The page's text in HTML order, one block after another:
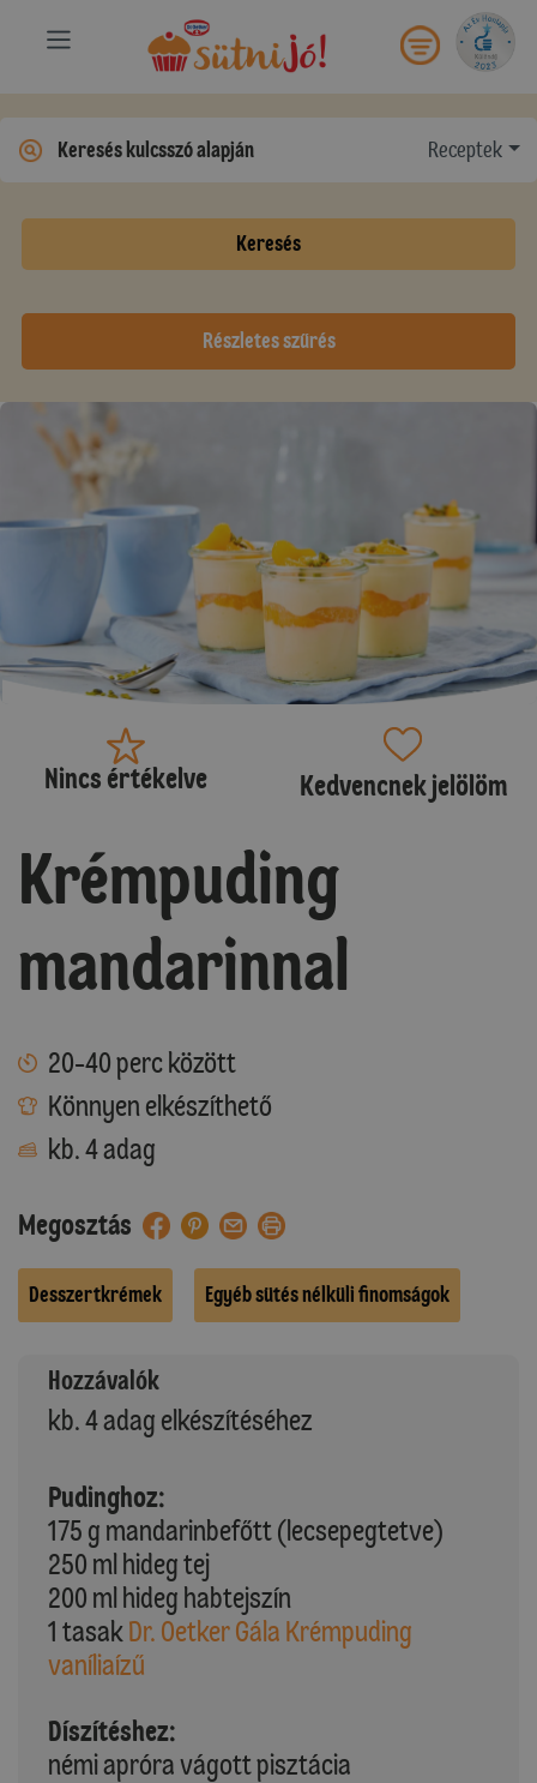
Receptek
Keresés
Részletes szűrés
Nincs értékelve Kedvencnek jelölöm
Krémpuding
mandarinnal
20-40 perc között
Könnyen elkészíthető
kb. 4 adag
Megosztás
Desszertkrémek Egyéb sütés nélküli finomságok
Hozzávalók
kb. 4 adag elkészítéséhez
Pudinghoz:
175 g mandarinbefőtt (lecsepegtetve)
250 ml hideg tej
200 ml hideg habtejszín
1 tasak Dr. Oetker Gála Krémpuding
vaníliaízű
Díszítéshez:
némi apróra vágott pisztácia